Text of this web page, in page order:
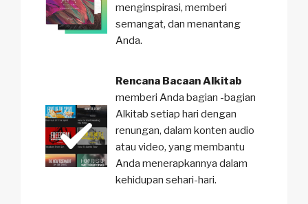
menginspirasi, memberi
semangat, dan menantang
Anda.
Rencana Bacaan Alkitab
memberi Anda bagian -bagian
Alkitab setiap hari dengan
renungan, dalam konten audio
atau video, yang membantu
Anda menerapkannya dalam
kehidupan sehari-hari.